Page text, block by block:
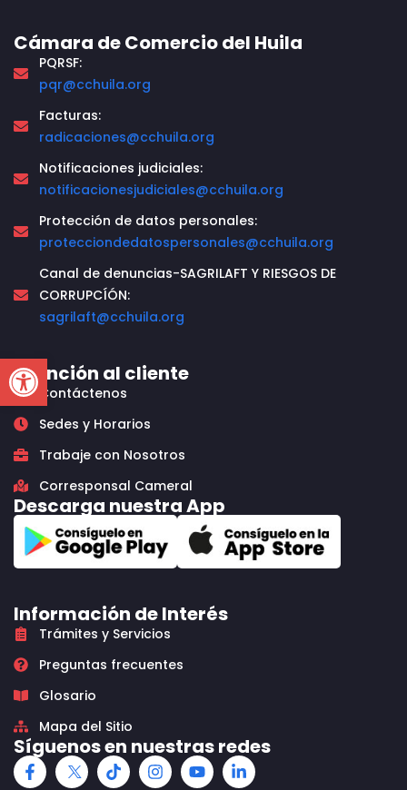
Open toolbar
Cámara de Comercio del Huila
PQRSF:
pqr@cchuila.org
Facturas:
radicaciones@cchuila.org
Notificaciones judiciales:
notificacionesjudiciales@cchuila.org
Protección de datos personales:
protecciondedatospersonales@cchuila.org
Canal de denuncias-SAGRILAFT Y RIESGOS DE
CORRUPCÍÓN:
sagrilaft@cchuila.org
Atención al cliente
Contáctenos
Sedes y Horarios
Trabaje con Nosotros
Corresponsal Cameral
Descarga nuestra App
Información de Interés
Trámites y Servicios
Preguntas frecuentes
Glosario
Mapa del Sitio
Síguenos en nuestras redes